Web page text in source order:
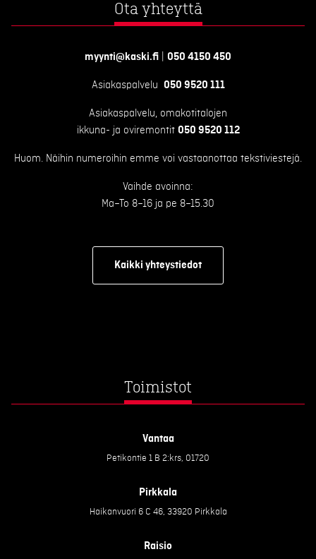
Ota yhteyttä
myynti@kaski.fi 050 4150 450
Asiakaspalvelu 050 9520 111
Asiakaspalvelu, omakotitalojen
ikkuna- ja oviremontit 050 9520 112
Huom. Näihin numeroihin emme voi vastaanottaa tekstiviestejä.
Vaihde avoinna:
Ma–To 8–16 ja pe 8–15.30
Kaikki yhteystiedot
Toimistot
Vantaa
Petikontie 1 B 2:krs, 01720
Pirkkala
Haikanvuori 6 C 46, 33920 Pirkkala
Raisio